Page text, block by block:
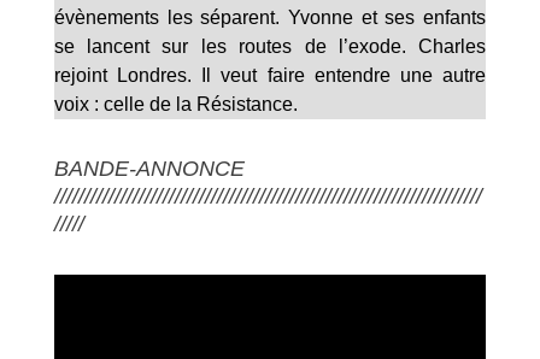
évènements les séparent. Yvonne et ses enfants
se lancent sur les routes de l’exode. Charles
rejoint Londres. Il veut faire entendre une autre
voix : celle de la Résistance.
BANDE-ANNONCE
///////////////////////////////////////////////////////////////////////
/////